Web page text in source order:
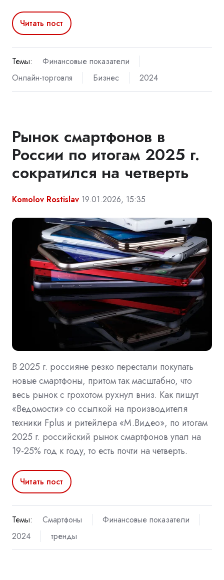
Читать пост
Темы:
Финансовые показатели
Онлайн-торговля
Бизнес 2024
Рынок смартфонов в
России по итогам 2025 г.
сократился на четверть
Komolov Rostislav 19.01.2026, 15:35
В 2025 г. россияне резко перестали покупать
новые смартфоны, притом так масштабно, что
весь рынок с грохотом рухнул вниз. Как пишут
«Ведомости» со ссылкой на производителя
техники Fplus и ритейлера «М.Видео», по итогам
2025 г. российский рынок смартфонов упал на
19-25% год к году, то есть почти на четверть.
Читать пост
Темы: Смартфоны
Финансовые показатели
2024
тренды